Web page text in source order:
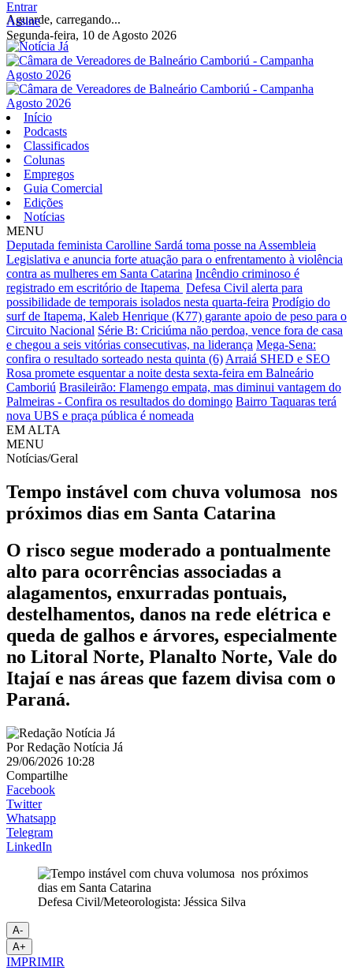
Aguarde, carregando...
Entrar
Assine
Segunda-feira, 10 de Agosto 2026
Início
Podcasts
Classificados
Colunas
Empregos
Guia Comercial
Edições
Notícias
MENU
Deputada feminista Carolline Sardá toma posse na Assembleia
Legislativa e anuncia forte atuação para o enfrentamento à violência
contra as mulheres em Santa Catarina Incêndio criminoso é
registrado em escritório de Itapema Defesa Civil alerta para
possibilidade de temporais isolados nesta quarta-feira Prodígio do
surf de Itapema, Kaleb Henrique (K77) garante apoio de peso para o
Circuito Nacional Série B: Criciúma não perdoa, vence fora de casa
e chegou a seis vitórias consecutivas, na liderança Mega-Sena:
confira o resultado sorteado nesta quinta (6) Arraiá SHED e SEO
Rosa promete esquentar a noite desta sexta-feira em Balneário
Camboriú Brasileirão: Flamengo empata, mas diminui vantagem do
Palmeiras - Confira os resultados do domingo Bairro Taquaras terá
nova UBS e praça pública é nomeada
EM ALTA
MENU
Notícias/Geral
Tempo instável com chuva volumosa nos
próximos dias em Santa Catarina
O risco segue moderado a pontualmente
alto para ocorrências associadas a
alagamentos, enxurradas pontuais,
destelhamentos, danos na rede elétrica e
queda de galhos e árvores, especialmente
no Litoral Norte, Planalto Norte, Vale do
Itajaí e nas áreas que fazem divisa com o
Paraná.
PorRedação Notícia Já
29/06/2026 10:28
Compartilhe
Facebook
Twitter
Whatsapp
Telegram
LinkedIn
Defesa Civil/Meteorologista: Jéssica Silva
A-
A+
IMPRIMIR